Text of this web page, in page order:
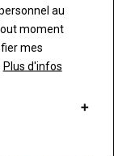
au
moment
mes
Plus d'infos